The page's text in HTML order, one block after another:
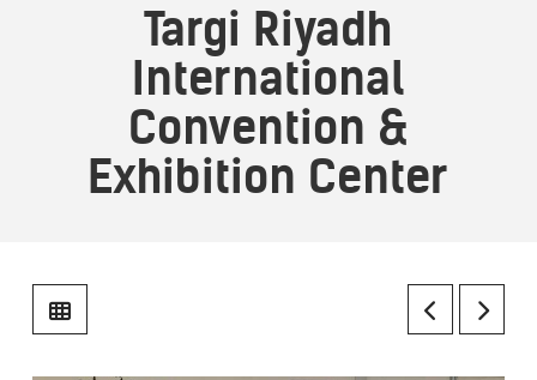
Targi Riyadh
International
Convention &
Exhibition Center